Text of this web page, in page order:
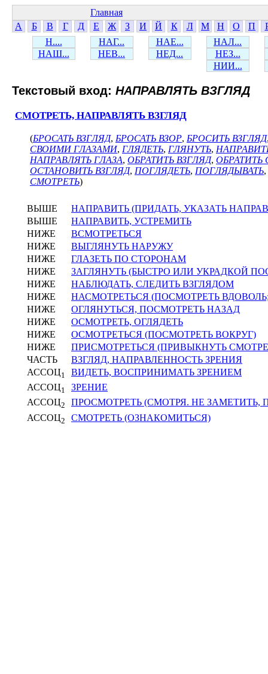
Главная
А
Б В Г Д Е Ж З И Й К Л М Н О П
Н....
НАГ... НАЕ...
НАЛ...
НАШ...
НЕВ... НЕД...
НЕЗ...
НИИ...
Текстовый вход: НАПРАВЛЯТЬ ВЗГЛЯД
СМОТРЕТЬ, НАПРАВЛЯТЬ ВЗГЛЯД
(БРОСАТЬ ВЗГЛЯД, БРОСАТЬ ВЗОР, БРОСИТЬ ВЗГЛЯД
СВОИМИ ГЛАЗАМИ, ГЛЯДЕТЬ, ГЛЯНУТЬ,
НАПРАВЛЯТЬ ГЛАЗА, ОБРАТИТЬ ВЗГЛЯД, ОБРАТИТЬ
ОСТАНОВИТЬ ВЗГЛЯД, ПОГЛЯДЕТЬ, ПОГЛЯДЫВАТЬ,
СМОТРЕТЬ)
ВЫШЕ
НАПРАВИТЬ (ПРИДАТЬ, УКАЗАТЬ
ВЫШЕ
НАПРАВИТЬ, УСТРЕМИТЬ
НИЖЕ
ВСМОТРЕТЬСЯ
НИЖЕ
ВЫГЛЯНУТЬ НАРУЖУ
НИЖЕ
ГЛАЗЕТЬ ПО СТОРОНАМ
НИЖЕ
ЗАГЛЯНУТЬ (БЫСТРО ИЛИ УКРАДКОЙ
НИЖЕ
НАБЛЮДАТЬ, СЛЕДИТЬ ВЗГЛЯДОМ
НИЖЕ
НАСМОТРЕТЬСЯ (ПОСМОТРЕТЬ
НИЖЕ
ОГЛЯНУТЬСЯ, ПОСМОТРЕТЬ НАЗАД
НИЖЕ
ОСМОТРЕТЬ, ОГЛЯДЕТЬ
НИЖЕ
ОСМОТРЕТЬСЯ (ПОСМОТРЕТЬ ВОКРУГ)
НИЖЕ
ПРИСМОТРЕТЬСЯ (ПРИВЫКНУТЬ
ЧАСТЬ
ВЗГЛЯД, НАПРАВЛЕННОСТЬ ЗРЕНИЯ
АССОЦ1
ВИДЕТЬ, ВОСПРИНИМАТЬ ЗРЕНИЕМ
АССОЦ1
ЗРЕНИЕ
АССОЦ2
ПРОСМОТРЕТЬ (СМОТРЯ. НЕ ЗАМЕТИТЬ,
АССОЦ2 СМОТРЕТЬ (ОЗНАКОМИТЬСЯ)